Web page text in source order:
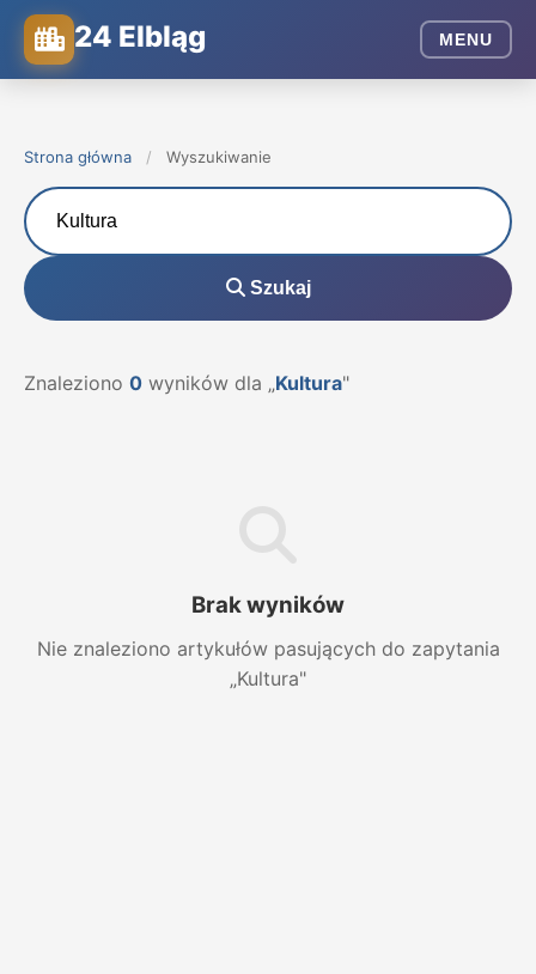
24 Elbląg MENU
Strona główna / Wyszukiwanie
Szukaj
Znaleziono 0 wyników dla „Kultura"
Brak wyników
Nie znaleziono artykułów pasujących do zapytania
„Kultura"